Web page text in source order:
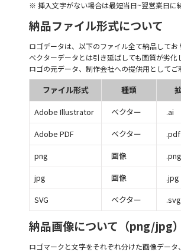
※ 挿入文字がない場合は最短当日~翌営業日に
納品ファイル形式について
ロゴデータは、以下のファイル全て納品してお
ベクターデータとは引き延ばしても画質が劣化
ロゴの元データ、制作会社への提供用としてご
ファイル形式 種類
Adobe Illustrator
ベクター
.ai
Adobe PDF
ベクター
.pdf
png
画像
.png
jpg
画像
.jpg
SVG
ベクター .svg
納品画像について（png/jpg）
ロゴマークと文字をそれぞれ分けた画像データ